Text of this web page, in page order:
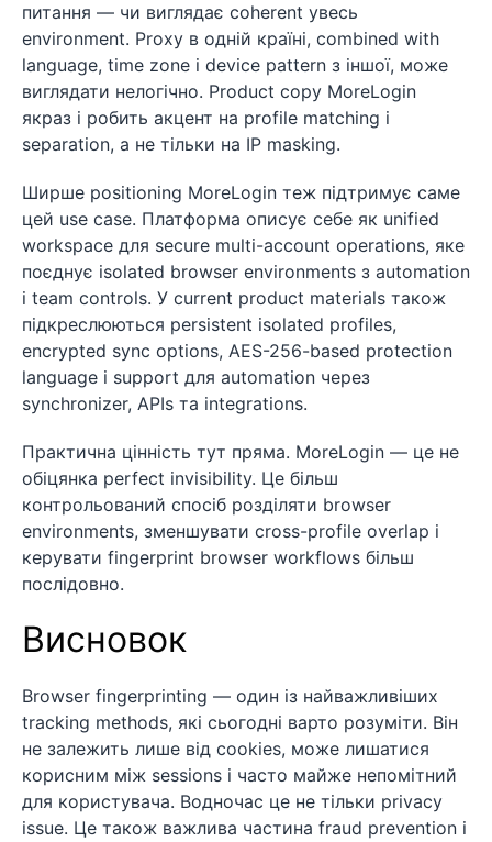
питання — чи виглядає coherent увесь
environment. Proxy в одній країні, combined with
language, time zone і device pattern з іншої, може
виглядати нелогічно. Product copy MoreLogin
якраз і робить акцент на profile matching і
separation, а не тільки на IP masking.
Ширше positioning MoreLogin теж підтримує саме
цей use case. Платформа описує себе як unified
workspace для secure multi-account operations, яке
поєднує isolated browser environments з automation
і team controls. У current product materials також
підкреслюються persistent isolated profiles,
encrypted sync options, AES-256-based protection
language і support для automation через
synchronizer, APIs та integrations.
Практична цінність тут пряма. MoreLogin — це не
обіцянка perfect invisibility. Це більш
контрольований спосіб розділяти browser
environments, зменшувати cross-profile overlap і
керувати fingerprint browser workflows більш
послідовно.
Висновок
Browser fingerprinting — один із найважливіших
tracking methods, які сьогодні варто розуміти. Він
не залежить лише від cookies, може лишатися
корисним між sessions і часто майже непомітний
для користувача. Водночас це не тільки privacy
issue. Це також важлива частина fraud prevention і